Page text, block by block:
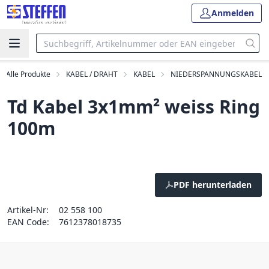
Anmelden
Alle Produkte KABEL / DRAHT KABEL NIEDERSPANNUNGSKABEL
Td Kabel 3x1mm² weiss Ring
100m
PDF herunterladen
Artikel-Nr:
02 558 100
EAN Code:
7612378018735